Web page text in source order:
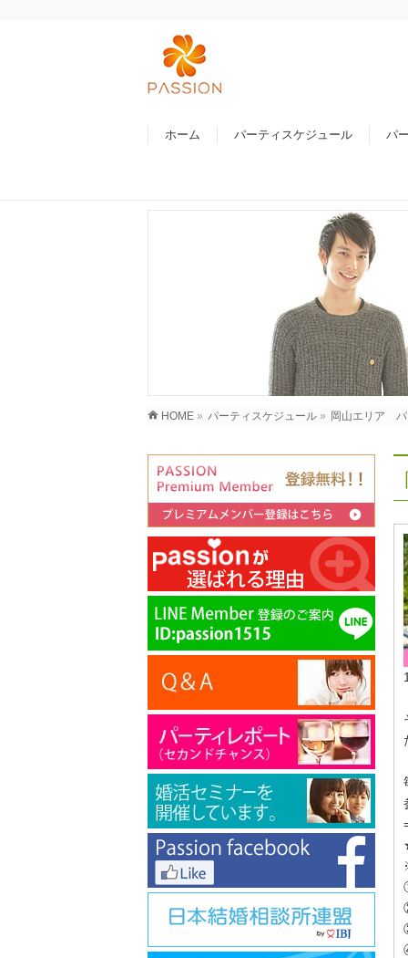
ホーム パーティスケジュール パ
HOME » パーティスケジュール » 岡山エリア パ